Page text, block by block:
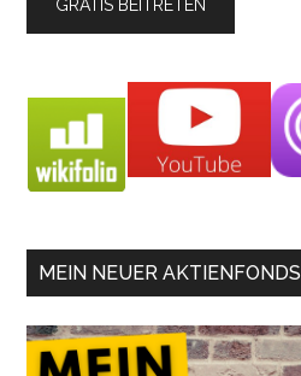
MEIN NEUER AKTIENFONDS